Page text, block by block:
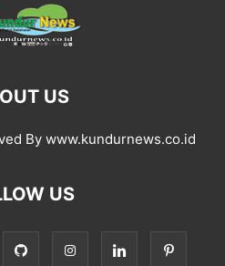
US
By www.kundurnews.co.id
US